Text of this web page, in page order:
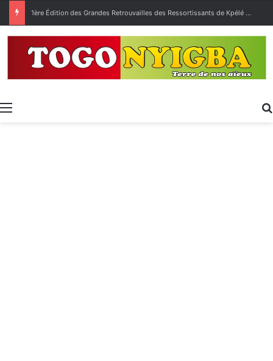
1ère Édition des Grandes Retrouvailles des Ressortissants de Kpélé Govié Apégamé / Sokpé
Menu